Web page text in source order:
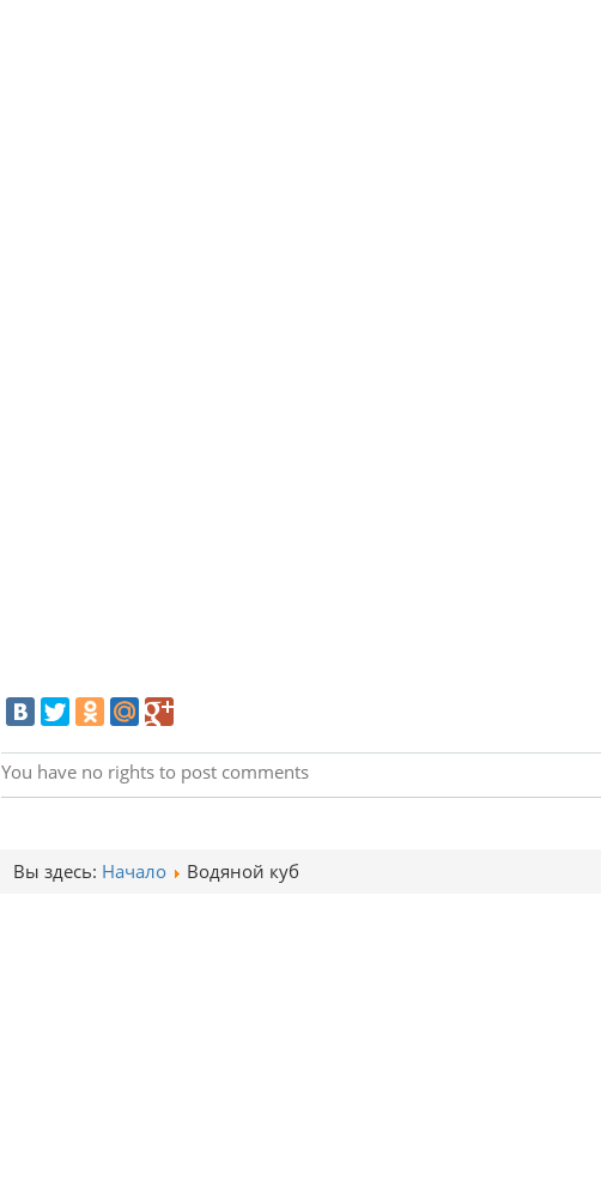
You have no rights to post comments
Вы здесь: Начало Водяной куб